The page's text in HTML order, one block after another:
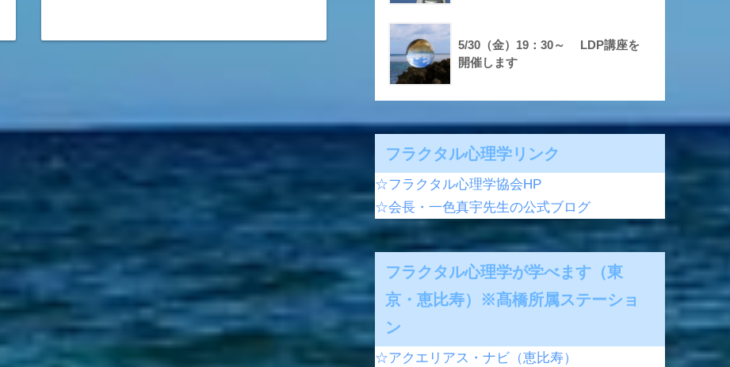
5/30（金）19：30～ LDP講座を
開催します
フラクタル心理学リンク
☆フラクタル心理学協会HP
☆会長・一色真宇先生の公式ブログ
フラクタル心理学が学べます（東
京・恵比寿）※髙橋所属ステーショ
ン
☆アクエリアス・ナビ（恵比寿）